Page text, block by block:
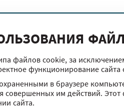
файлов cookie, за
функционирование сайта
в браузере
им действий.
сайта.